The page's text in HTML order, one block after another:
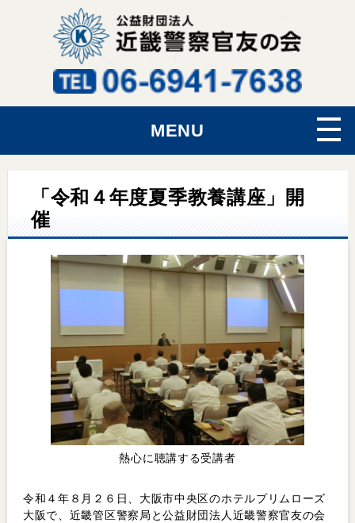
MENU
「令和４年度夏季教養講座」開
催
熱心に聴講する受講者
令和４年８月２６日、大阪市中央区のホテルプリムローズ
大阪で、近畿管区警察局と公益財団法人近畿警察官友の会